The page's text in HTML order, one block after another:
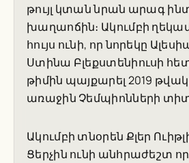
թույլ կտան նրան արագ
խաղաոճին։ Ակումբի
հույս ունի, որ նորեկը
Ստինա Բլեքստենիուսի
թիմին պայքարել 2019
առաջին Չեմպիոնների
Ակումբի տնօրեն Քլեր
Ցերչին ունի անհրաժեշտ